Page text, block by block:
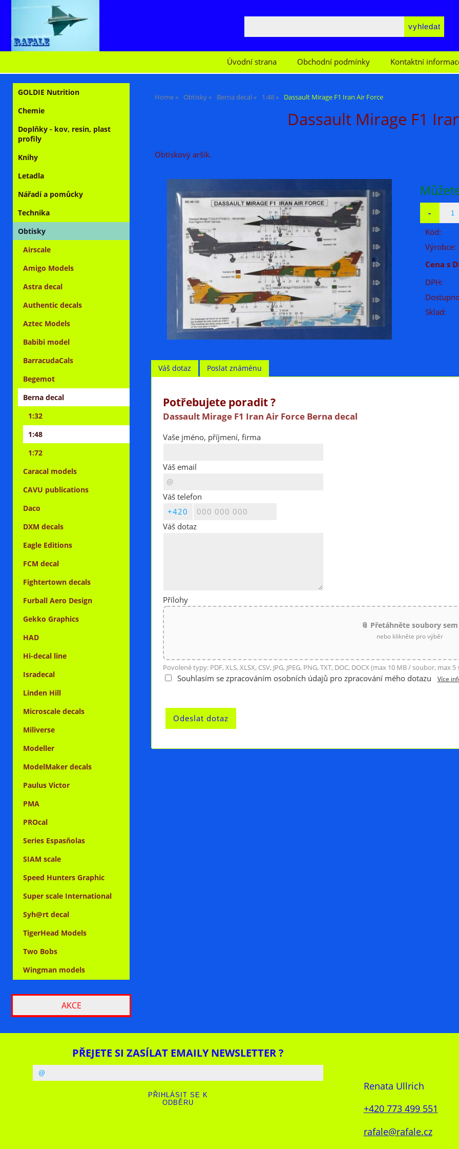
Úvodní strana Obchodní podmínky Kontaktní
Home Obtisky Berna decal 1:48 Dassault Mirage F1 Iran Air Force
Dassault Mirage F1
Obtiskový aršík.
Kód:
Výrobce:
Cena s
DPH:
Sklad:
Váš dotaz Poslat známénu
Potřebujete poradit ?
Dassault Mirage F1 Iran Air Force Berna decal
Vaše jméno, příjmení, firma
Váš email
Váš telefon
Váš dotaz
Přílohy
📎 Přetáhněte soubory sem
nebo klikněte pro výběr
Povolené typy: PDF, XLS, XLSX, CSV, JPG, JPEG, PNG, TXT, DOC, DOCX (max 10 MB / soubor, max
Souhlasím se zpracováním osobních údajů pro zpracování mého dotazu Více
GOLDIE Nutrition
Chemie
Doplňky - kov, resin, plast
profily
Knihy
Letadla
Nářadí a pomůcky
Technika
Obtisky
Airscale
Amigo Models
Astra decal
Authentic decals
Aztec Models
Babibi model
BarracudaCals
Begemot
Berna decal
1:32
1:48
1:72
Caracal models
CAVU publications
Daco
DXM decals
Eagle Editions
FCM decal
Fightertown decals
Furball Aero Design
Gekko Graphics
HAD
Hi-decal line
Isradecal
Linden Hill
Microscale decals
Miliverse
Modeller
ModelMaker decals
Paulus Victor
PMA
PROcal
Series Espasňolas
SIAM scale
Speed Hunters Graphic
Super scale International
Syh@rt decal
TigerHead Models
Two Bobs
Wingman models
AKCE
PŘEJETE SI ZASÍLAT EMAILY NEWSLETTER ?
Renata Ullrich
+420 773 499 551
rafale@rafale.cz